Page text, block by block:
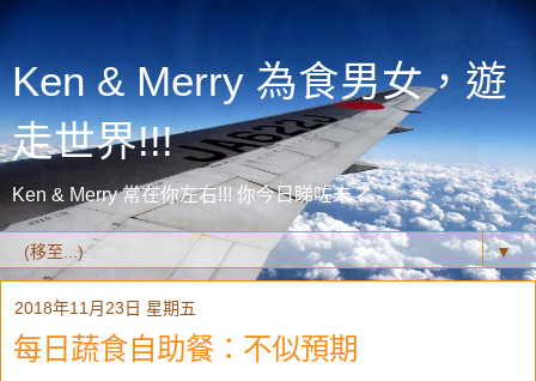
Ken & Merry 為食男女，遊
走世界!!!
Ken & Merry 常在你左右!!! 你今日睇咗未？
▼
2018年11月23日 星期五
每日蔬食自助餐：不似預期